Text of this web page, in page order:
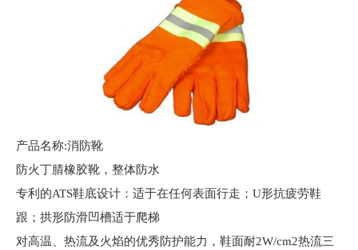
产品名称:消防靴
防火丁腈橡胶靴，整体防水
专利的ATS鞋底设计：适于在任何表面行走；U形抗疲劳鞋
跟；拱形防滑凹槽适于爬梯
对高温、热流及火焰的优秀防护能力，鞋面耐2W/cm2热流三